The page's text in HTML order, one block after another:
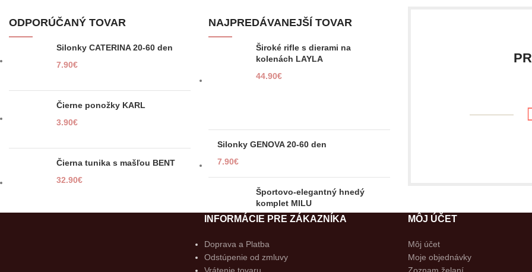
ODPORÚČANÝ TOVAR
Silonky CATERINA 20-60 den
7.90€
Čierne ponožky KARL
3.90€
Čierna tunika s mašľou BENT
32.90€
NAJPREDÁVANEJŠÍ TOVAR
Široké rifle s dierami na
kolenách LAYLA
44.90€
Silonky GENOVA 20-60 den
7.90€
Športovo-elegantný hnedý
komplet MILU
48.90€
INFORMÁCIE PRE ZÁKAZNÍKA
Doprava a Platba
Odstúpenie od zmluvy
MÔJ ÚČET
Môj účet
Moje objednávky